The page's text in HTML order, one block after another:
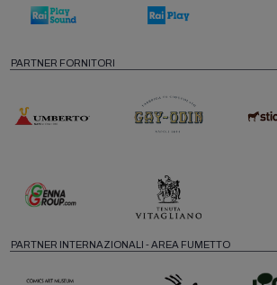
PARTNER FORNITORI
PARTNER INTERNAZIONALI - AREA FUMETTO